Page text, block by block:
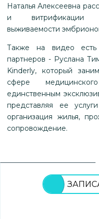
Наталья Алексеевна
и витрификации
выживаемости
Также на видео
партнеров - Руслана
Kinderly, который
сфере
единственным
представляя ее
организация жилья,
сопровождение.